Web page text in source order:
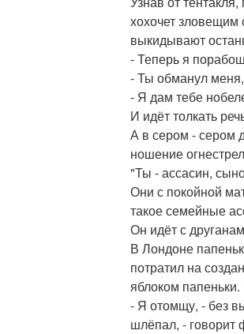
хохочет зловещим
выкидывают
- Теперь я
- Ты обманул
- Я дам тебе
И идёт толкать
А в сером - сером
ношение
"Ты - ассасин,
Они с покойной
такое семейные
Он идёт с
В Лондоне
потратил на
яблоком папеньки.
- Я отомщу, - без
шлёпал, - говорит